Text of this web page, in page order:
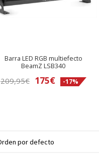
Barra LED RGB multiefecto
BeamZ LSB340
209,95€ El
175€El-17%